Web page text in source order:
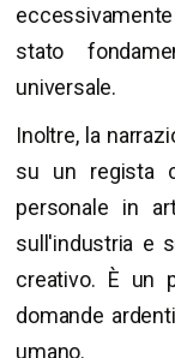
stato
universale.
Inoltre, la
su un regista
personale in
sull'industria e
creativo. È un
domande
umano.